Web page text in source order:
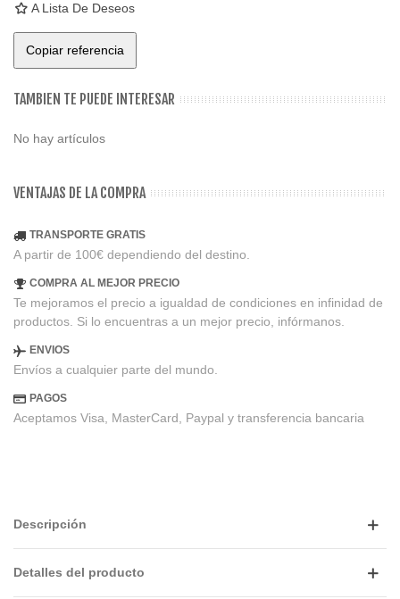
A Lista De Deseos
Copiar referencia
TAMBIEN TE PUEDE INTERESAR
No hay artículos
VENTAJAS DE LA COMPRA
TRANSPORTE GRATIS
A partir de 100€ dependiendo del destino.
COMPRA AL MEJOR PRECIO
Te mejoramos el precio a igualdad de condiciones en infinidad de
productos. Si lo encuentras a un mejor precio, infórmanos.
ENVIOS
Envíos a cualquier parte del mundo.
PAGOS
Aceptamos Visa, MasterCard, Paypal y transferencia bancaria
Descripción
Detalles del producto